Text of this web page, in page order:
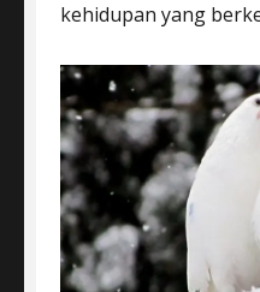
kehidupan yang